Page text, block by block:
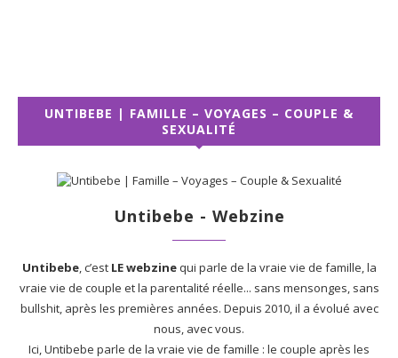
UNTIBEBE | FAMILLE – VOYAGES – COUPLE &
SEXUALITÉ
Untibebe - Webzine
Untibebe, c’est LE webzinequi parle de la vraie vie de famille, la
vraie vie de couple et la parentalité réelle... sans mensonges, sans
bullshit, après les premières années. Depuis 2010, il a évolué avec
nous, avec vous.
Ici, Untibebe parle de la vraie vie de famille : le couple après les